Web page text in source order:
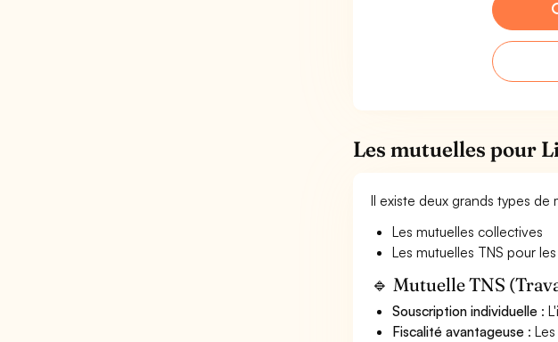
Les mutuelles pour
Il existe deux grands types de
Les mutuelles collectives
Les mutuelles TNS pour
🔹 Mutuelle TNS
Souscription individuelle :
Fiscalité avantageuse :